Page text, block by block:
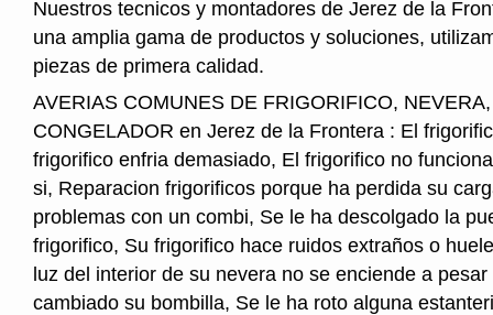
Nuestros tecnicos y montadores de Jerez de la
una amplia gama de productos y soluciones,
piezas de primera calidad.
AVERIAS COMUNES DE FRIGORIFICO,
CONGELADOR en Jerez de la Frontera : El
frigorifico enfria demasiado, El frigorifico no
si, Reparacion frigorificos porque ha perdida su
problemas con un combi, Se le ha descolgado la
frigorifico, Su frigorifico hace ruidos extraños o
luz del interior de su nevera no se enciende a
cambiado su bombilla, Se le ha roto alguna